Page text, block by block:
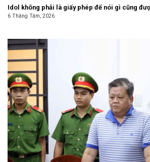
Idol không phải là giấy phép để nói gì cũng
6 Tháng Tám, 2026